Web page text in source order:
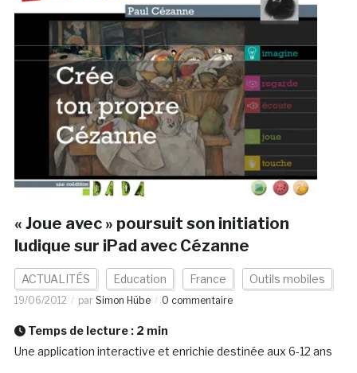
« Joue avec » poursuit son initiation
ludique sur iPad avec Cézanne
ACTUALITÉS Education France Outils mobiles
19/06/2012 par Simon Hübe 0 commentaire
Temps de lecture : 2 min
Une application interactive et enrichie destinée aux 6-12 ans